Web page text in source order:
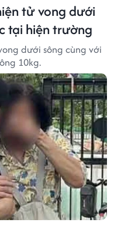
tử vong dưới
tại hiện trường
dưới sông cùng với
10kg.